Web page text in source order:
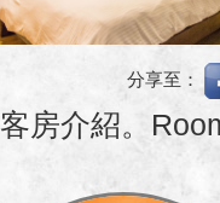
分享至：
客房介紹。